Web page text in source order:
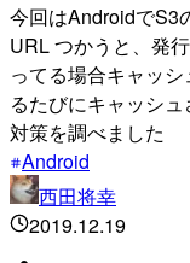
今回はAndroidでS3
URL つかうと、発
ってる場合キャッ
るたびにキャッシ
対策を調べました
Android
西田将幸
2019.12.19